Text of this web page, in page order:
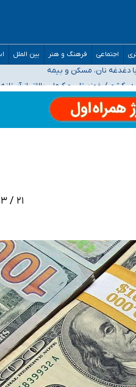
اجتماعی فرهنگ و هنر بین الملل
صحنه عملیات و دکترای تخصصی
دغدغه نان، مسکن و بیمه
تنفسی در کشور/ خوزستان و کرمان
از رئیس جمهور خواستیم ورود کند
امارات در کشور/ درباره محصلان
۲۱ / ۰۳ / ۱۴۰۵ - ۱۴:۴۳:۵۸